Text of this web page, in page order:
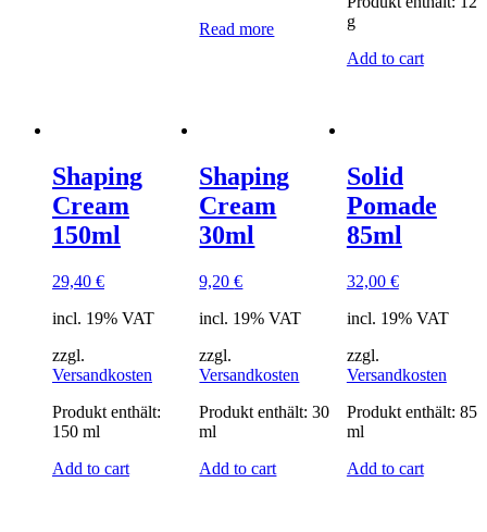
Read more
g
Add to cart
Shaping
Cream
150ml
29,40 €
incl. 19% VAT
zzgl.
Versandkosten
Produkt enthält:
150 ml
Add to cart
Shaping
Cream
30ml
9,20€
incl. 19% VAT
zzgl.
Versandkosten
Produkt enthält: 30
ml
Add to cart
Solid
Pomade
85ml
32,00 €
incl. 19% VAT
zzgl.
Versandkosten
Produkt enthält: 85
ml
Add to cart